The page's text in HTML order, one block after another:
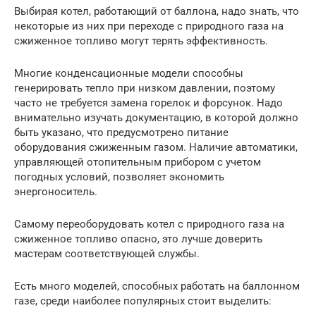
Выбирая котел, работающий от баллона, надо знать, что
некоторые из них при переходе с природного газа на
сжиженное топливо могут терять эффективность.
Многие конденсационные модели способны
генерировать тепло при низком давлении, поэтому
часто не требуется замена горелок и форсунок. Надо
внимательно изучать документацию, в которой должно
быть указано, что предусмотрено питание
оборудования сжиженным газом. Наличие автоматики,
управляющей отопительным прибором с учетом
погодных условий, позволяет экономить
энергоноситель.
Самому переоборудовать котел с природного газа на
сжиженное топливо опасно, это лучше доверить
мастерам соответствующей службы.
Есть много моделей, способных работать на баллонном
газе, среди наиболее популярных стоит выделить: